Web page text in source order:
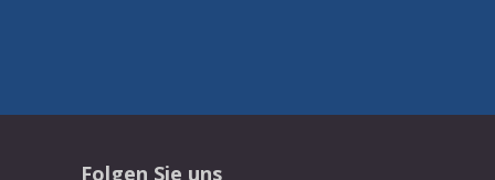
Folgen Sie uns